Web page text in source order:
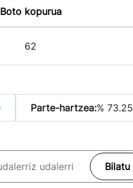
Boto kopurua
62
Parte-hartzea:% 73.25
Bilatu